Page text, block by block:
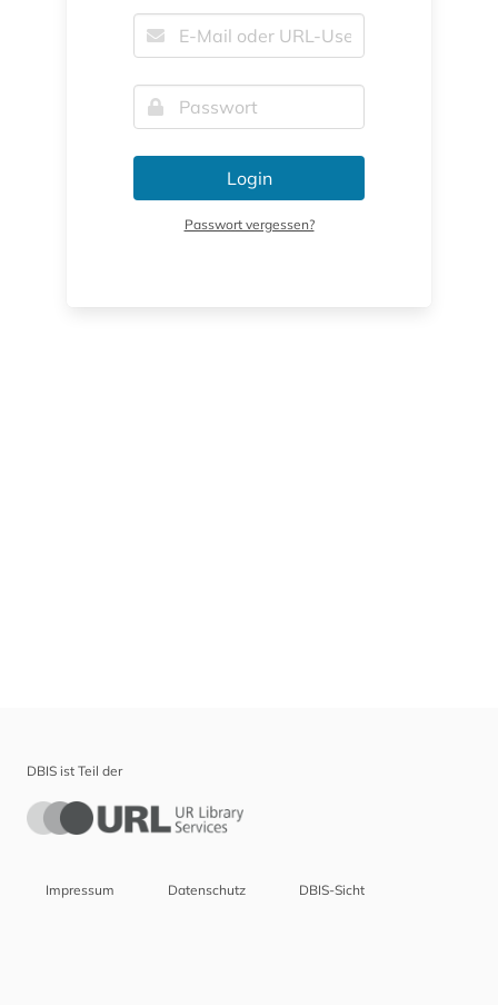
Login
Passwort vergessen?
DBIS ist Teil der
Impressum Datenschutz DBIS-Sicht